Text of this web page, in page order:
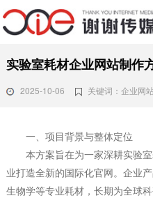
实验室耗材企业网站制作
2025-10-06 关键词：企业网
一、项目背景与整体定位
本方案旨在为一家深耕实验室
业打造全新的国际化官网。企业
生物学等专业耗材，长期为全球